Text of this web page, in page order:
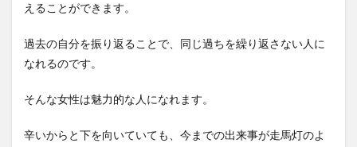
えることができます。
過去の自分を振り返ることで、同じ過ちを繰り返さない人に
なれるのです。
そんな女性は魅力的な人になれます。
辛いからと下を向いていても、今までの出来事が走馬灯のよ